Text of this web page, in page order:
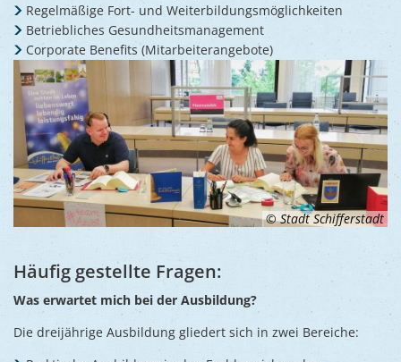
Regelmäßige Fort- und Weiterbildungsmöglichkeiten
Betriebliches Gesundheitsmanagement
Corporate Benefits (Mitarbeiterangebote)
© Stadt Schifferstadt
Häufig gestellte Fragen:
Was erwartet mich bei der Ausbildung?
Die dreijährige Ausbildung gliedert sich in zwei Bereiche: